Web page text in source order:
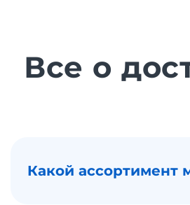
Все о
Какой ассортимент